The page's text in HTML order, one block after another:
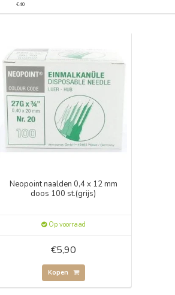
€40
Neopoint naalden 0,4 x 12 mm
doos 100 st.(grijs)
Op voorraad
€5,90
Kopen